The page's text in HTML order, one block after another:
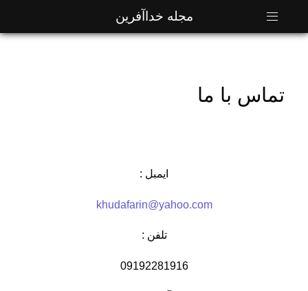
مجله خداآفرین
تماس با ما
ایمبل :
khudafarin@yahoo.com
تلفن :
09192281916